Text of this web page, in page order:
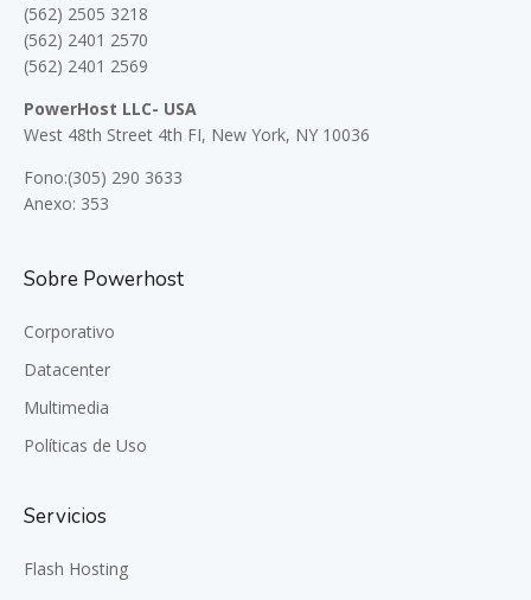
(562) 2505 3218
(562) 2401 2570
(562) 2401 2569
PowerHost LLC- USA
West 48th Street 4th FI, New York, NY 10036
Fono:(305) 290 3633
Anexo: 353
Sobre Powerhost
Corporativo
Datacenter
Multimedia
Políticas de Uso
Servicios
Flash Hosting